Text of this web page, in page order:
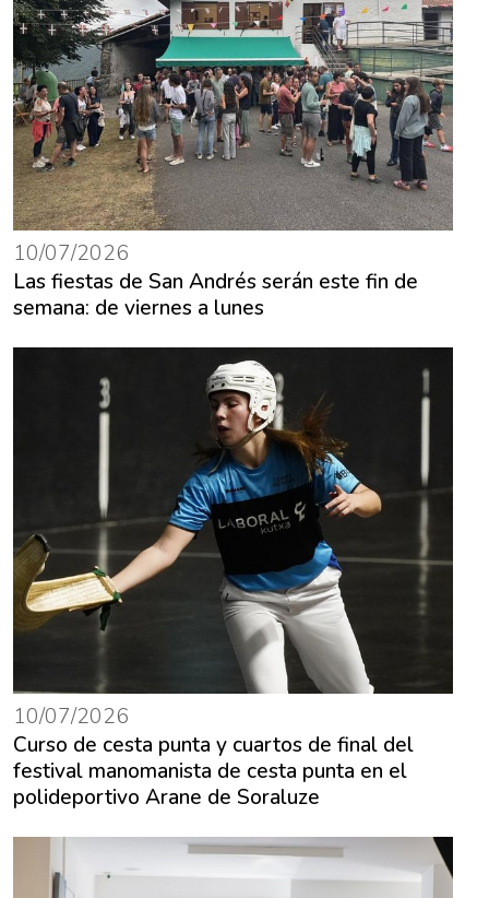
10/07/2026
Las fiestas de San Andrés serán este fin de
semana: de viernes a lunes
10/07/2026
Curso de cesta punta y cuartos de final del
festival manomanista de cesta punta en el
polideportivo Arane de Soraluze